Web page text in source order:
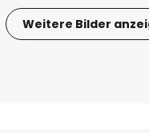
Weitere Bilder